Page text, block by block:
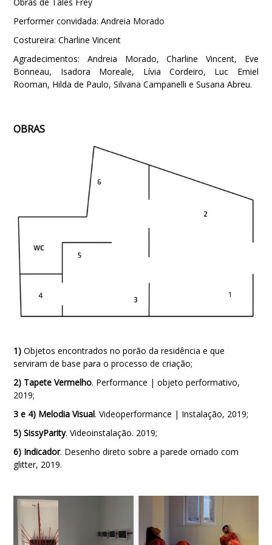
Performer convidada: Andreia Morado
Costureira: Charline Vincent
Agradecimentos: Andreia Morado, Charline Vincent, Eve
Bonneau, Isadora Moreale, Lívia Cordeiro, Luc Emiel
Rooman, Hilda de Paulo, Silvana Campanelli e Susana Abreu.
OBRAS
1) Objetos encontrados no porão da residência e que
serviram de base para o processo de criação;
2) Tapete Vermelho. Performance | objeto performativo,
2019;
3 e 4) Melodia Visual. Videoperformance | Instalação, 2019;
5) SissyParity. Videoinstalação. 2019;
6) Indicador. Desenho direto sobre a parede ornado com
glitter, 2019.